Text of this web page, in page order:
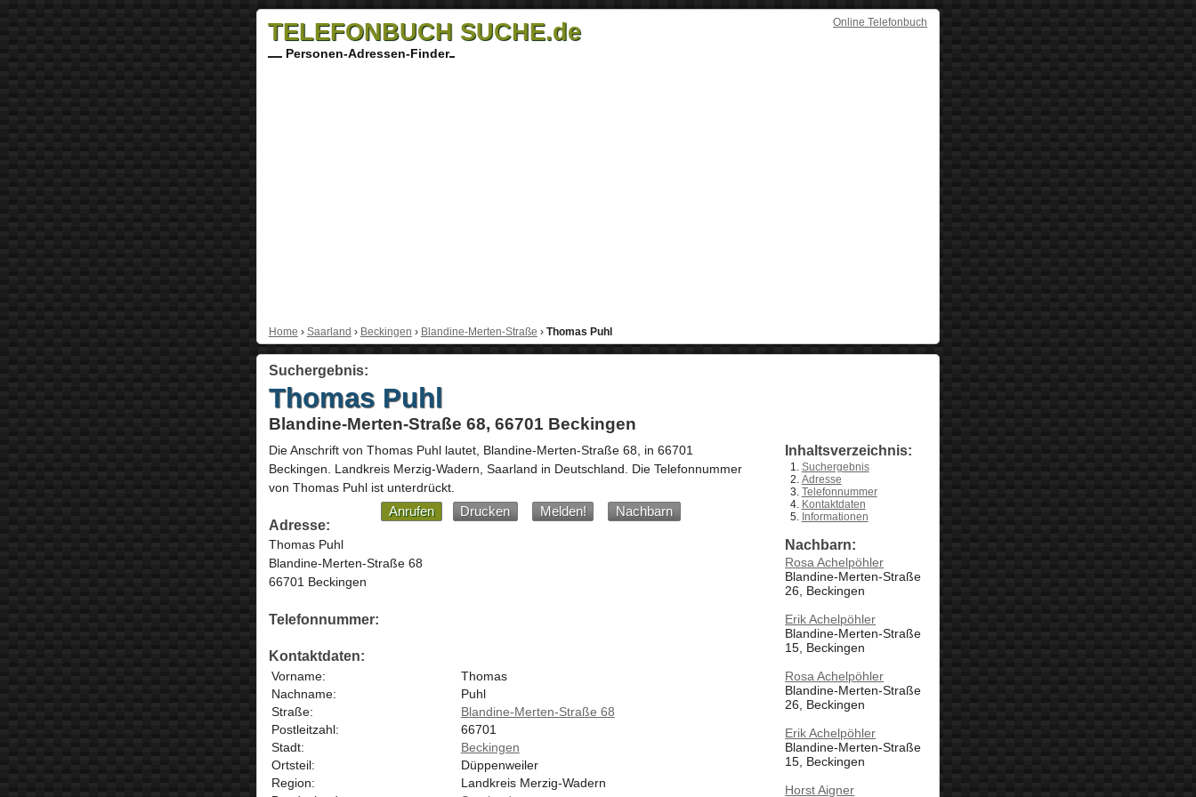
Online Telefonbuch
TELEFONBUCH SUCHE.de
Personen-Adressen-Finder
Home › Saarland › Beckingen › Blandine-Merten-Straße › Thomas Puhl
Suchergebnis:
Thomas Puhl
Blandine-Merten-Straße 68, 66701 Beckingen
Die Anschrift von Thomas Puhllautet, Blandine-Merten-Straße 68 , in 66701
Beckingen . Landkreis Merzig-Wadern, Saarland in Deutschland
Die Telefonnummer
von Thomas Puhl ist unterdrückt.
Anrufen Drucken Melden!
Nachbarn
Adresse:
Thomas Puhl
Blandine-Merten-Straße 68
66701 Beckingen
Telefonnummer:
Kontaktdaten:
Vorname:
Thomas
Nachname:
Puhl
Straße:
Blandine-Merten-Straße 68
Postleitzahl:
66701
Stadt:
Beckingen
Ortsteil:
Düppenweiler
Region:
Landkreis Merzig-Wadern
Inhaltsverzeichnis:
Suchergebnis
Adresse
Telefonnummer
Kontaktdaten
Informationen
Nachbarn:
Rosa Achelpöhler
Blandine-Merten-Straße
26, Beckingen
Erik Achelpöhler
Blandine-Merten-Straße
15, Beckingen
Rosa Achelpöhler
Blandine-Merten-Straße
26, Beckingen
Erik Achelpöhler
Blandine-Merten-Straße
15, Beckingen
Horst Aigner